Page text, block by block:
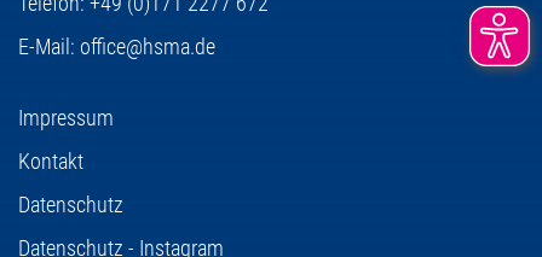
E-Mail: office@hsma.de
Impressum
Kontakt
Datenschutz
Datenschutz - Instagram